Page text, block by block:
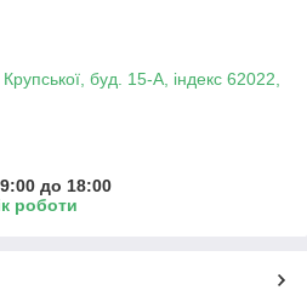
буд. 15-А, індекс 62022,
до 18:00
роботи